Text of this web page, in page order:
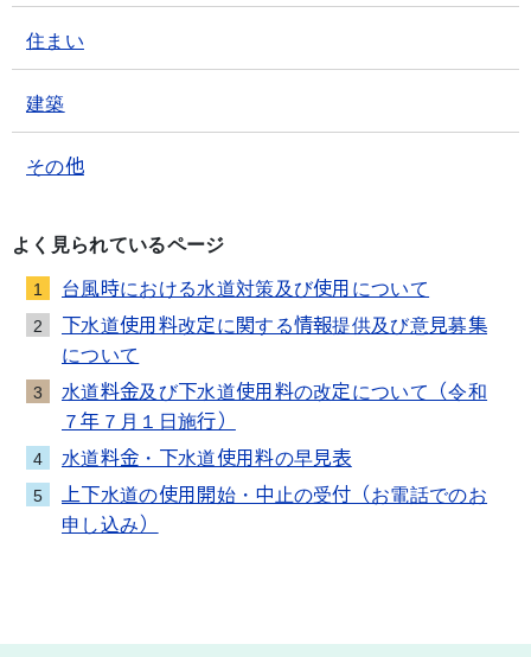
住まい
建築
その他
よく見られているページ
1 台風時における水道対策及び使用について
2
下水道使用料改定に関する情報提供及び意見募集
について
3
水道料金及び下水道使用料の改定について（令和
７年７月１日施行）
4 水道料金・下水道使用料の早見表
5
上下水道の使用開始・中止の受付（お電話でのお
申し込み）